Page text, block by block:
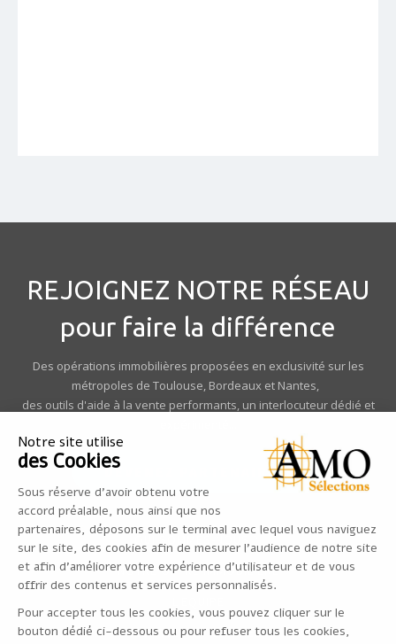
REJOIGNEZ NOTRE RÉSEAU
pour faire la différence
Des opérations immobilières proposées en exclusivité sur les
métropoles de Toulouse, Bordeaux et Nantes,
des outils d'aide à la vente performants, un interlocuteur dédié et
DEVENEZ PARTENAIRE >
QUI SOMMES-NOUS ?
NOTRE OFFRE IMMOBILIERE
ESPACE PARTENAIRES
Notre site utilise
des Cookies
Sous réserve d’avoir obtenu votre
accord préalable, nous ainsi que nos
partenaires, déposons sur le terminal avec lequel vous naviguez
sur le site, des cookies afin de mesurer l’audience de notre site
et afin d'améliorer votre expérience d'utilisateur et de vous
offrir des contenus et services personnalisés.
Pour accepter tous les cookies, vous pouvez cliquer sur le
bouton dédié ci-dessous ou pour refuser tous les cookies,